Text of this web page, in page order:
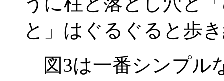
と」はぐるぐると歩
図3は一番シンプル